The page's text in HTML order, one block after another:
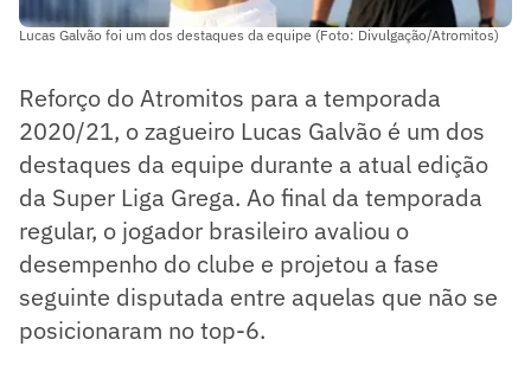
Lucas Galvão foi um dos destaques da equipe (Foto: Divulgação/Atromitos)
Reforço do Atromitos para a temporada
2020/21, o zagueiro Lucas Galvão é um dos
destaques da equipe durante a atual edição
da Super Liga Grega. Ao final da temporada
regular, o jogador brasileiro avaliou o
desempenho do clube e projetou a fase
seguinte disputada entre aquelas que não se
posicionaram no top-6.